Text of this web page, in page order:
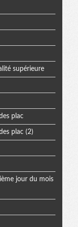
supérieure
plac
plac (2)
jour du mois